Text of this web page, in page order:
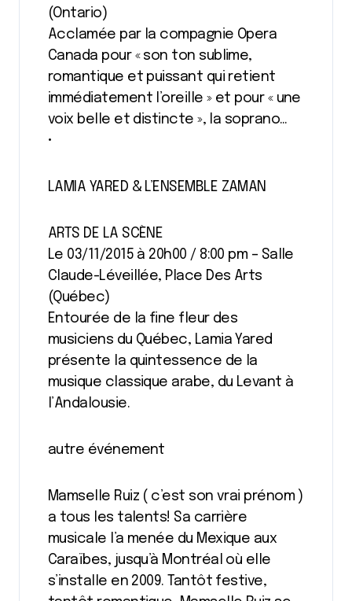
(Ontario)
Acclamée par la compagnie Opera
Canada pour « son ton sublime,
romantique et puissant qui retient
immédiatement l’oreille » et pour « une
voix belle et distincte », la soprano…
•
LAMIA YARED & L’ENSEMBLE ZAMAN
ARTS DE LA SCÈNE
Le 03/11/2015 à 20h00 / 8:00 pm – Salle
Claude-Léveillée, Place Des Arts
(Québec)
Entourée de la fine fleur des
musiciens du Québec, Lamia Yared
présente la quintessence de la
musique classique arabe, du Levant à
l’Andalousie.
autre événement
Mamselle Ruiz ( c’est son vrai prénom )
a tous les talents! Sa carrière
musicale l’a menée du Mexique aux
Caraïbes, jusqu’à Montréal où elle
s’installe en 2009. Tantôt festive,